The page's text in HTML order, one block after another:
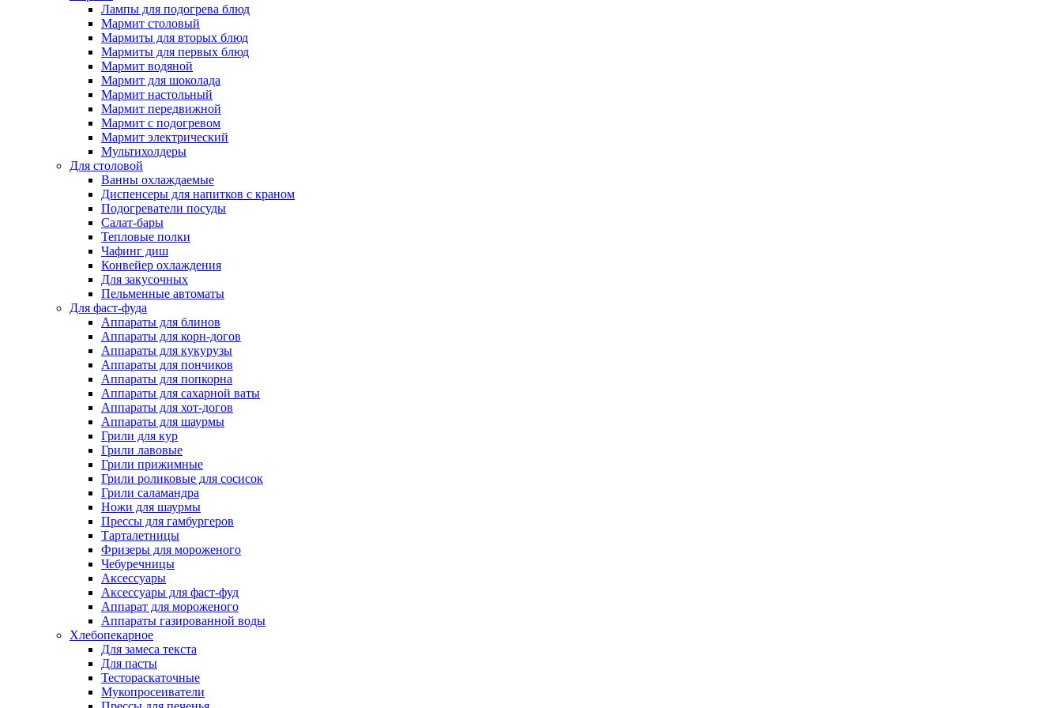
Лампы для подогрева блюд
Мармит столовый
Мармиты для вторых блюд
Мармиты для первых блюд
Мармит водяной
Мармит для шоколада
Мармит настольный
Мармит передвижной
Мармит с подогревом
Мармит электрический
Мультихолдеры
Для столовой
Ванны охлаждаемые
Диспенсеры для напитков с краном
Подогреватели посуды
Салат-бары
Тепловые полки
Чафинг диш
Конвейер охлаждения
Для закусочных
Пельменные автоматы
Для фаст-фуда
Аппараты для блинов
Аппараты для корн-догов
Аппараты для кукурузы
Аппараты для пончиков
Аппараты для попкорна
Аппараты для сахарной ваты
Аппараты для хот-догов
Аппараты для шаурмы
Грили для кур
Грили лавовые
Грили прижимные
Грили роликовые для сосисок
Грили саламандра
Ножи для шаурмы
Прессы для гамбургеров
Тарталетницы
Фризеры для мороженого
Чебуречницы
Аксессуары
Аксессуары для фаст-фуд
Аппарат для мороженого
Аппараты газированной воды
Хлебопекарное
Для замеса текста
Для пасты
Тестораскаточные
Мукопросеиватели